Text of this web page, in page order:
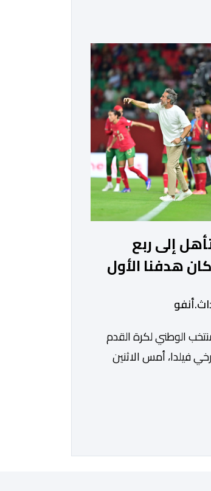
العالمية قبل انطلاق
نهائيات كأس العالم 2030. ​وكشف مصدر
المالي يندرج في إطار
الحصة رقم 7 من القائمة الإجمالية
[…]
إلى ربع
هدفنا الأول
الوطني لكرة القدم
فيلدا، أمس الاثنين
التي أعقبت المباراة التي